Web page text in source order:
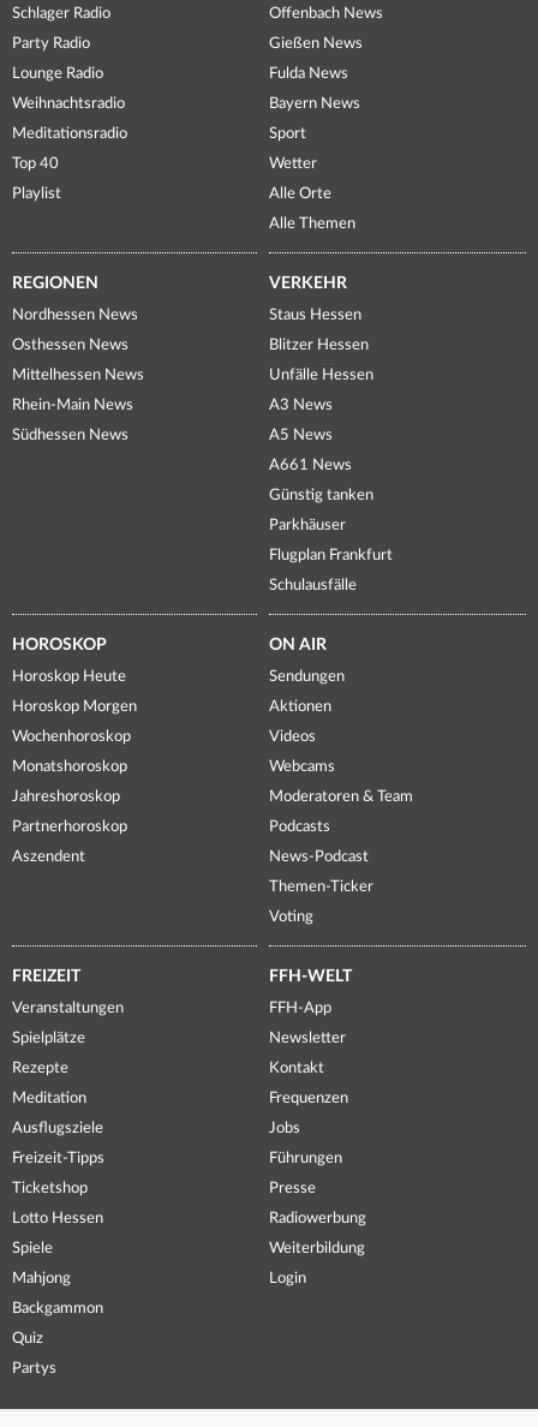
Schlager Radio
Party Radio
Lounge Radio
Weihnachtsradio
Meditationsradio
Top 40
Playlist
Offenbach News
Gießen News
Fulda News
Bayern News
Sport
Wetter
Alle Orte
Alle Themen
REGIONEN
Nordhessen News
Osthessen News
Mittelhessen News
Rhein-Main News
Südhessen News
VERKEHR
Staus Hessen
Blitzer Hessen
Unfälle Hessen
A3 News
A5 News
A661 News
Günstig tanken
Parkhäuser
Flugplan Frankfurt
Schulausfälle
HOROSKOP
Horoskop Heute
Horoskop Morgen
Wochenhoroskop
Monatshoroskop
Jahreshoroskop
Partnerhoroskop
Aszendent
ON AIR
Sendungen
Aktionen
Videos
Webcams
Moderatoren & Team
Podcasts
News-Podcast
Themen-Ticker
Voting
FREIZEIT
Veranstaltungen
Spielplätze
Rezepte
Meditation
Ausflugsziele
Freizeit-Tipps
Ticketshop
Lotto Hessen
Spiele
Mahjong
Backgammon
Quiz
Partys
FFH-WELT
FFH-App
Newsletter
Kontakt
Frequenzen
Jobs
Führungen
Presse
Radiowerbung
Weiterbildung
Login